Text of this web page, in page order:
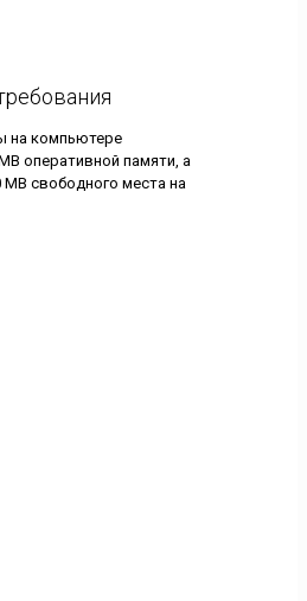
на компьютере
оперативной памяти, а
свободного места на